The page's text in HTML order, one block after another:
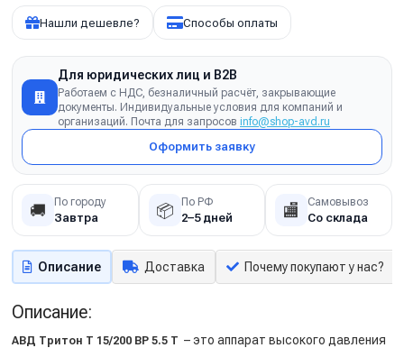
Нашли дешевле? Способы оплаты
Для юридических лиц и B2B
Работаем с НДС, безналичный расчёт, закрывающие
документы. Индивидуальные условия для компаний и
организаций. Почта для запросов info@shop-avd.ru
Оформить заявку
🚚 По городу
Завтра 📦 По РФ
2–5 дней 🏬 Самовывоз
Со склада
Описание Доставка Почему покупают у нас?
Описание:
АВД Тритон T 15/200 BP 5.5 T – это аппарат высокого давления